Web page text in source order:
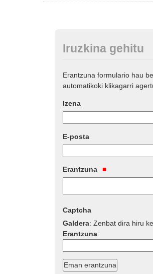
Iruzkina gehitu
Erantzuna formulario hau
automatikoki klikagarri
Izena
E-posta
Erantzuna
Captcha
Galdera:Zenbat dira hiru
Erantzuna: